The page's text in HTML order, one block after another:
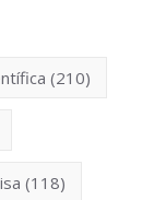
(210)
(118)